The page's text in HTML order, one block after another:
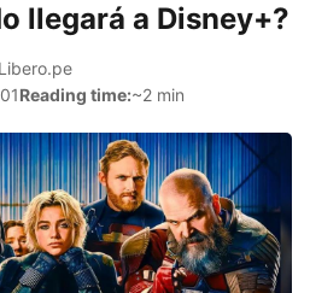
llegará a Disney+?
Libero.pe
Reading time:~2 min